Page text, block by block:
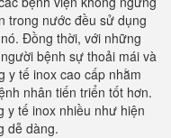
trong nước đều sử dụng
Đồng thời, với những
bệnh sự thoải mái và
tế inox cao cấp nhằm
nhân tiến triển tốt hơn.
y tế inox nhiều như hiện
dễ dàng.